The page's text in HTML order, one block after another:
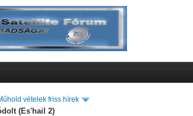
vételek friss hírek
(Es'hail 2)